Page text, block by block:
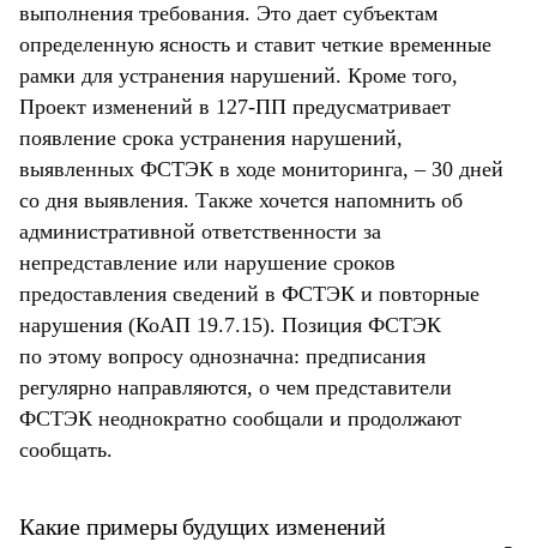
выполнения требования. Это дает субъектам
определенную ясность и ставит четкие временные
рамки для устранения нарушений. Кроме того,
Проект изменений в 127-ПП предусматривает
появление срока устранения нарушений,
выявленных ФСТЭК в ходе мониторинга, – 30 дней
со дня выявления. Также хочется напомнить об
административной ответственности за
непредставление или нарушение сроков
предоставления сведений в ФСТЭК и повторные
нарушения (КоАП 19.7.15). Позиция ФСТЭК
по этому вопросу однозначна: предписания
регулярно направляются, о чем представители
ФСТЭК неоднократно сообщали и продолжают
сообщать.
Какие примеры будущих изменений